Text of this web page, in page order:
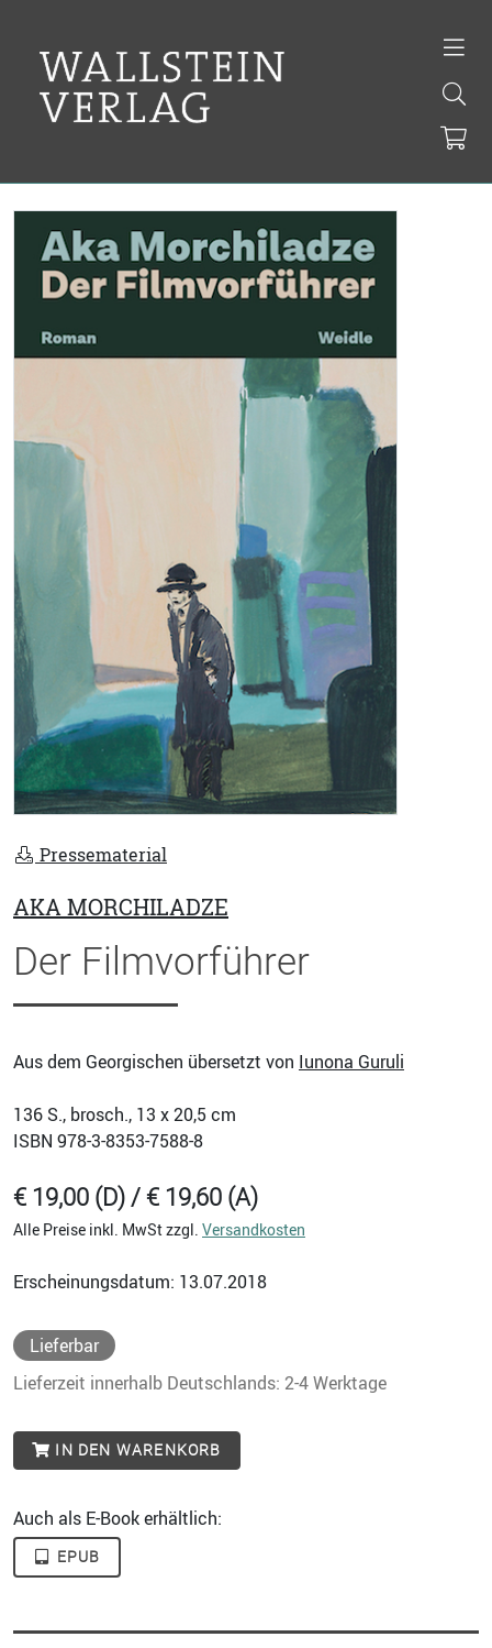
Pressematerial
AKA MORCHILADZE
Der Filmvorführer
Aus dem Georgischen übersetzt von Iunona Guruli
136 S., brosch., 13 x 20,5 cm
ISBN 978-3-8353-7588-8
€ 19,00 (D) / € 19,60 (A)
Alle Preise inkl. MwSt zzgl. Versandkosten
Erscheinungsdatum: 13.07.2018
Lieferbar
Lieferzeit innerhalb Deutschlands: 2-4 Werktage
IN DEN WARENKORB
Auch als E-Book erhältlich:
EPUB